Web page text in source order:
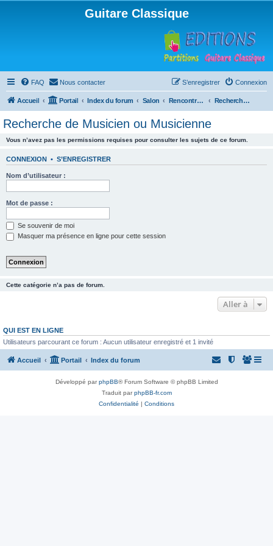
Guitare Classique
FAQ Nous contacter Connexion
S’enregistrer
Accueil Portail Index du forum Salon Rencontres musicales Recherche de Musicien ou Musicienne
Recherche de Musicien ou Musicienne
Vous n’avez pas les permissions requises pour consulter les sujets de ce forum.
CONNEXION • S’ENREGISTRER
Nom d’utilisateur :
Mot de passe :
Se souvenir de moi
Masquer ma présence en ligne pour cette session
Cette catégorie n’a pas de forum.
Aller à
QUI EST EN LIGNE
Utilisateurs parcourant ce forum : Aucun utilisateur enregistré et 1 invité
Accueil Portail Index du forum
Développé parphpBB® Forum Software © phpBB Limited
Traduit parphpBB-fr.com
Confidentialité | Conditions